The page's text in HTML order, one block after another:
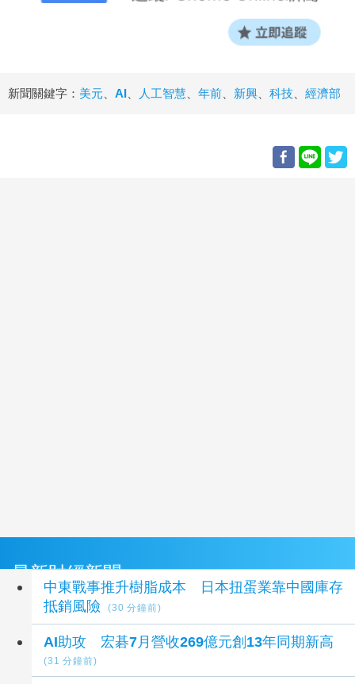
新聞關鍵字： 美元 AI 人工智慧 年前 新興 科技 經濟部
最新財經新聞
中東戰事推升樹脂成本 日本扭蛋業靠中國庫存
抵銷風險
(30 分鐘前)
AI助攻 宏碁7月營收269億元創13年同期新高
(31 分鐘前)